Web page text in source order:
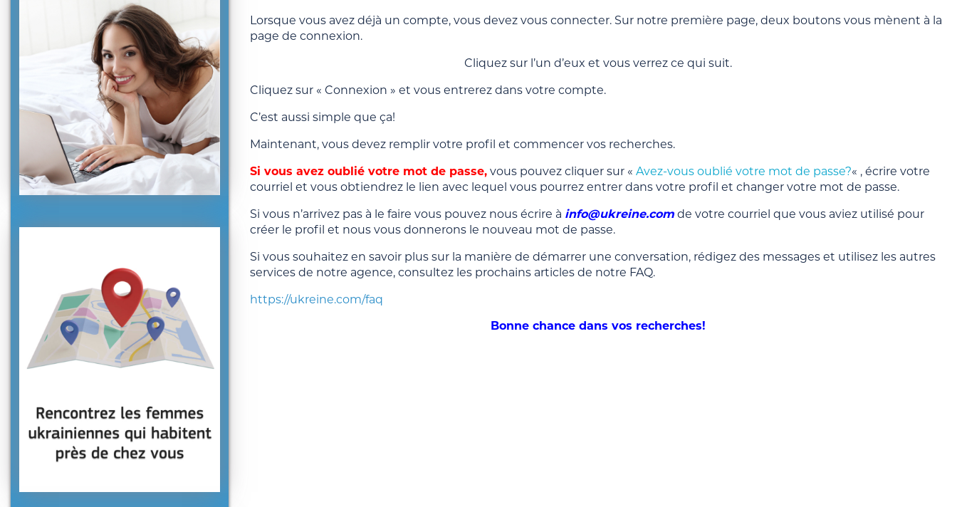
Lorsque vous avez déjà un compte, vous devez vous connecter. Sur notre première page, deux boutons vous mènent à la
page de connexion.
Cliquez sur l’un d’eux et vous verrez ce qui suit.
Cliquez sur « Connexion » et vous entrerez dans votre compte.
C’est aussi simple que ça!
Maintenant, vous devez remplir votre profil et commencer vos recherches.
Si vous avez oublié votre mot de passe, vous pouvez cliquer sur « Avez-vous oublié votre mot de passe?« , écrire votre
courriel et vous obtiendrez le lien avec lequel vous pourrez entrer dans votre profil et changer votre mot de passe.
Si vous n’arrivez pas à le faire vous pouvez nous écrire à info@ukreine.com de votre courriel que vous aviez utilisé pour
créer le profil et nous vous donnerons le nouveau mot de passe.
Si vous souhaitez en savoir plus sur la manière de démarrer une conversation, rédigez des messages et utilisez les autres
services de notre agence, consultez les prochains articles de notre FAQ.
https://ukreine.com/faq
Bonne chance dans vos recherches!